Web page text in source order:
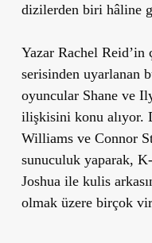
dizilerden biri hâline
Yazar Rachel Reid’in
serisinden uyarlanan
oyuncular Shane ve
ilişkisini konu alıyor.
Williams ve Connor
sunuculuk yaparak,
Joshua ile kulis
olmak üzere birçok